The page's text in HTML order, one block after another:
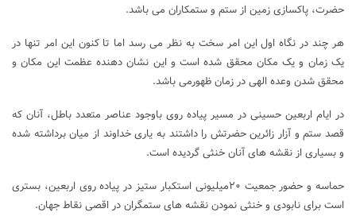
حضرت، پاکسازی زمین از ستم و ستمکاران می باشد.
هر چند در نگاه اول این امر سخت به نظر می رسد اما تا کنون این امر تنها در
یک زمان و یک مکان محقق شده است و این نشان دهنده عظمت این مکان و
محقق شدن وعده الهی در زمان ظهورمی باشد.
در ایام اربعین حسینی در مسیر پیاده روی باوجود عناصر متعدد باطل، آنان که
قصد ستم و آزار زائرین حضرتش را داشتند به یاری خداوند از میان برداشته شده
و بسیاری از نقشه های آنان خنثی گردیده است.
حماسه و حضور جمعیت ۲۰میلیونی استکبار ستیز در پیاده روی اربعین، بستری
است برای نابودی و خنثی نمودن نقشه های ستمگران در اقصی نقاط جهان.